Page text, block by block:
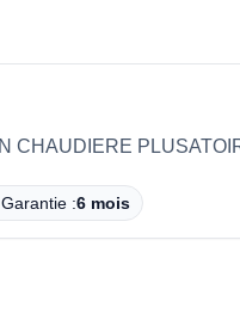
CHAUDIERE
Garantie :6 mois